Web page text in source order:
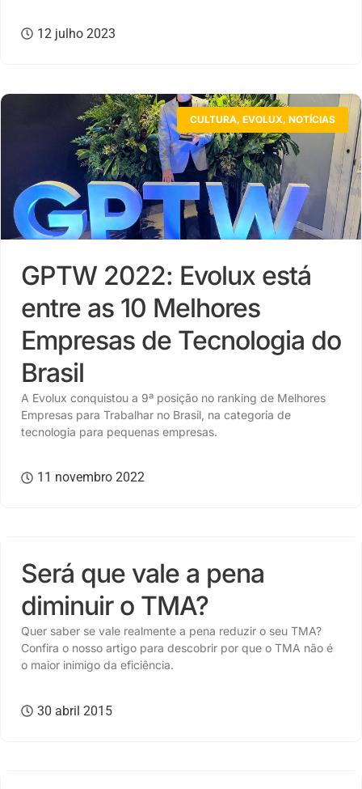
12 julho 2023
CULTURA, EVOLUX, NOTÍCIAS
GPTW 2022: Evolux está
entre as 10 Melhores
Empresas de Tecnologia do
Brasil
A Evolux conquistou a 9⁠ª posição no ranking de Melhores
Empresas para Trabalhar no Brasil, na categoria de
tecnologia para pequenas empresas.
11 novembro 2022
ATENDIMENTO AO CLIENTE
Será que vale a pena
diminuir o TMA?
Quer saber se vale realmente a pena reduzir o seu TMA?
Confira o nosso artigo para descobrir por que o TMA não é
o maior inimigo da eficiência.
30 abril 2015